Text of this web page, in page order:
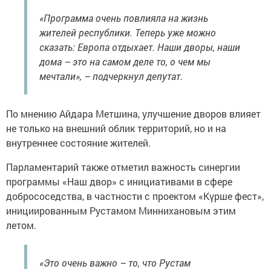
«Программа очень повлияла на жизнь
жителей республики. Теперь уже можно
сказать: Европа отдыхает. Наши дворы, наши
дома – это на самом деле то, о чем мы
мечтали», – подчеркнул депутат.
По мнению Айдара Метшина, улучшение дворов влияет
не только на внешний облик территорий, но и на
внутреннее состояние жителей.
Парламентарий также отметил важность синергии
программы «Наш двор» с инициативами в сфере
добрососедства, в частности с проектом «Күрше фест»,
инициированным Рустамом Миннихановым этим
летом.
«Это очень важно – то, что Рустам